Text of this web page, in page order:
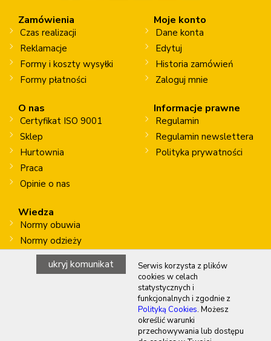
Zamówienia
Czas realizacji
Reklamacje
Formy i koszty wysyłki
Formy płatności
Moje konto
Dane konta
Edytuj
Historia zamówień
Zaloguj mnie
O nas
Certyfikat ISO 9001
Sklep
Hurtownia
Praca
Opinie o nas
Informacje prawne
Regulamin
Regulamin newslettera
Polityka prywatności
Wiedza
Normy obuwia
Normy odzieży
Normy rękawic
Prace na wysokości
Copyright © 2026 WALASZKO BHP sp. z o.o. sp. k.
Serwis korzysta z plików
cookies w celach
statystycznych i
funkcjonalnych i zgodnie z
Polityką Cookies. Możesz
określić warunki
przechowywania lub dostępu
ukryj komunikat